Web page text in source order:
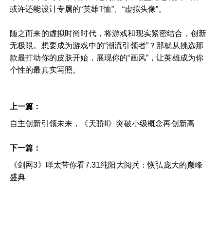
或许还能设计专属的“英雄T恤”、“虚拟头像”。
随之而来的虚拟时尚时代，将游戏和现实紧密结合，创新
无极限。想要成为游戏中的“潮流引领者”？那就从挑选那
款最打动你的皮肤开始，展现你的“画风”，让英雄成为你
个性的最真实写照。
上一篇：
自主创新引领未来，《天骄II》突破小级概念再创新高
下一篇：
《剑网3》咩太带你看7.31纯阳大阅兵：恢弘庞大的巅峰
盛典